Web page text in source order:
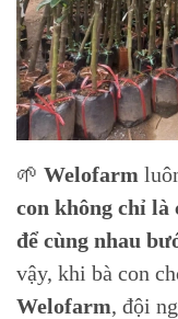
🌱 Welofarm
con không chỉ là
để cùng nhau
vậy, khi bà con
Welofarm, đội